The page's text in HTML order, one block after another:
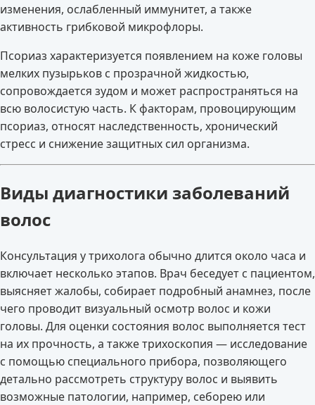
изменения, ослабленный иммунитет, а также
активность грибковой микрофлоры.
Псориаз характеризуется появлением на коже головы
мелких пузырьков с прозрачной жидкостью,
сопровождается зудом и может распространяться на
всю волосистую часть. К факторам, провоцирующим
псориаз, относят наследственность, хронический
стресс и снижение защитных сил организма.
Виды диагностики заболеваний
волос
Консультация у трихолога обычно длится около часа и
включает несколько этапов. Врач беседует с пациентом,
выясняет жалобы, собирает подробный анамнез, после
чего проводит визуальный осмотр волос и кожи
головы. Для оценки состояния волос выполняется тест
на их прочность, а также трихоскопия — исследование
с помощью специального прибора, позволяющего
детально рассмотреть структуру волос и выявить
возможные патологии, например, себорею или